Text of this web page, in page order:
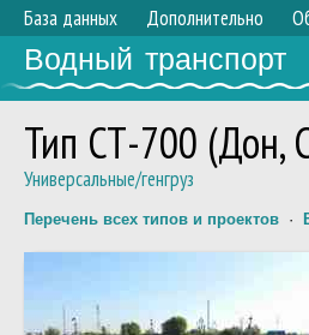
База данных Дополнительно
Водный транспорт
Тип СТ-700 (Дон,
Универсальные/генгруз
Перечень всех типов и проектов ·